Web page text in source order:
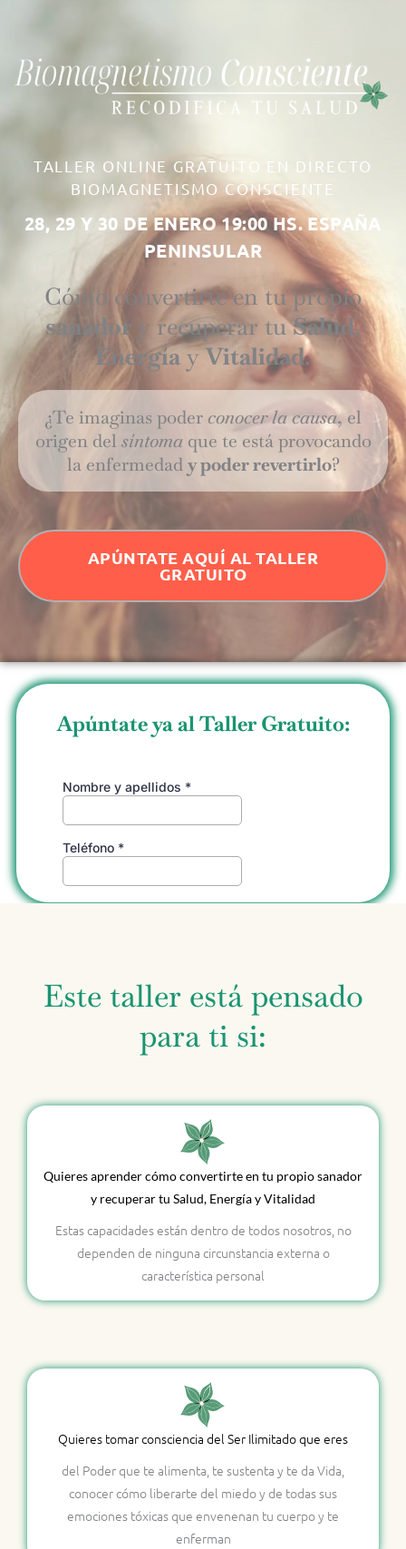
TALLER ONLINE GRATUITO EN DIRECTO
BIOMAGNETISMO CONSCIENTE
28, 29 Y 30 DE ENERO 19:00 HS. ESPAÑA
PENINSULAR
Cómo convertirte en tu propio
sanador y recuperar tuSalud,
EnergíayVitalidad.
¿Te imaginas poderconocer la causa, el
origen del síntomaque te está provocando
la enfermedady poder revertirlo?
APÚNTATE AQUÍ AL TALLER
GRATUITO
Apúntate ya al Taller Gratuito:
Este taller está pensado
para ti si:
Quieres aprender cómo convertirte en tu propio sanador
y recuperar tu Salud, Energía y Vitalidad
Estas capacidades están dentro de todos nosotros, no
dependen de ninguna circunstancia externa o
característica personal
Quieres tomar consciencia del Ser Ilimitado que eres
del Poder que te alimenta, te sustenta y te da Vida,
conocer cómo liberarte del miedo y de todas sus
emociones tóxicas que envenenan tu cuerpo y te
enferman